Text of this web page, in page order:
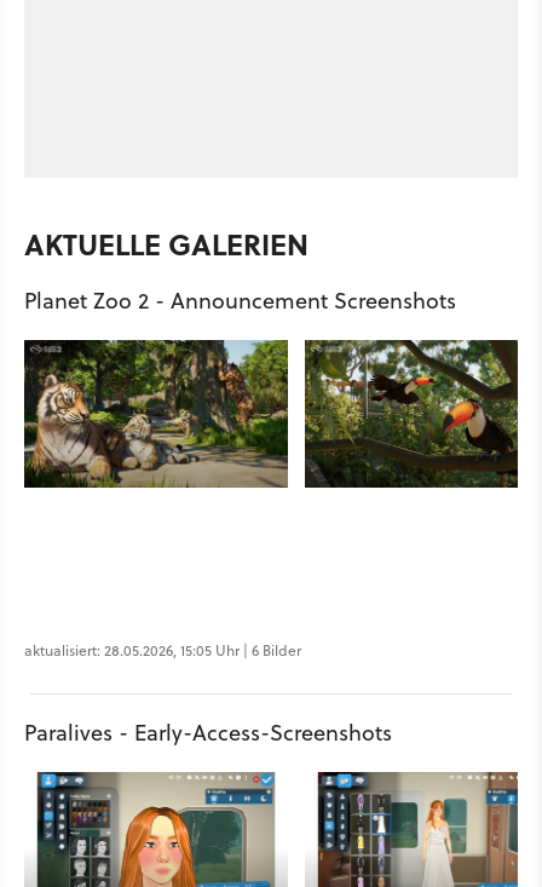
AKTUELLE GALERIEN
Planet Zoo 2 - Announcement Screenshots
aktualisiert: 28.05.2026, 15:05 Uhr | 6 Bilder
Paralives - Early-Access-Screenshots